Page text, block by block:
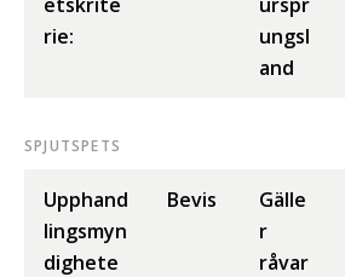
rie:
ungsl
and
SPJUTSPETS
Upphand
lingsmyn
dighete
Bevis
Gälle
r
råvar